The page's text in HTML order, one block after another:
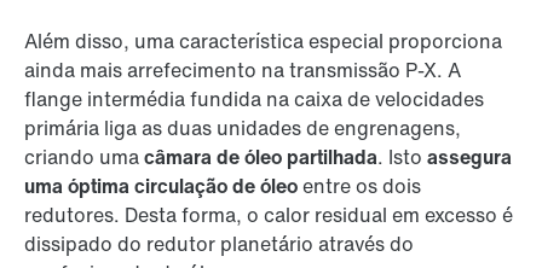
Além disso, uma característica especial proporciona
ainda mais arrefecimento na transmissão P-X. A
flange intermédia fundida na caixa de velocidades
primária liga as duas unidades de engrenagens,
criando umacâmara de óleo partilhada. Isto assegura
uma óptima circulação de óleoentre os dois
redutores. Desta forma, o calor residual em excesso é
dissipado do redutor planetário através do